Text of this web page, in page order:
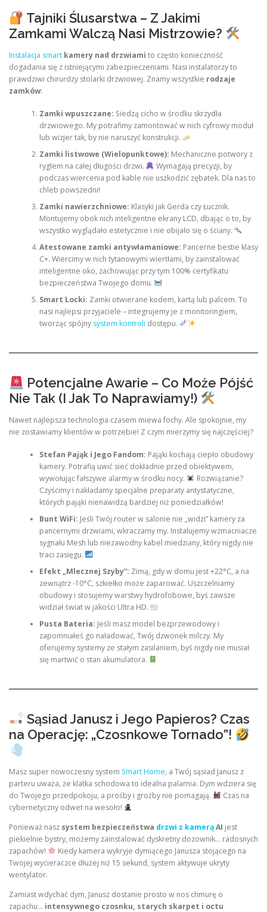
Tajniki Ślusarstwa – Z Jakimi
Zamkami Walczą Nasi Mistrzowie?
Instalacja smart kamery nad drzwiami to często konieczność
dogadania się z istniejącymi zabezpieczeniami. Nasi instalatorzy to
prawdziwi chirurdzy stolarki drzwiowej. Znamy wszystkie rodzaje
zamków:
Zamki wpuszczane: Siedzą cicho w środku skrzydła
drzwiowego. My potrafimy zamontować w nich cyfrowy moduł
lub wizjer tak, by nie naruszyć konstrukcji.
Zamki listwowe (Wielopunktowe): Mechaniczne potwory z
ryglem na całej długości drzwi.
Wymagają precyzji, by
podczas wiercenia pod kable nie uszkodzić zębatek. Dla nas to
chleb powszedni!
Zamki nawierzchniowe: Klasyki jak Gerda czy Łucznik.
Montujemy obok nich inteligentne ekrany LCD, dbając o to, by
wszystko wyglądało estetycznie i nie obijało się o ściany.
Atestowane zamki antywłamaniowe: Pancerne bestie klasy
C+. Wiercimy w nich tytanowymi wiertłami, by zainstalować
inteligentne oko, zachowując przy tym 100% certyfikatu
bezpieczeństwa Twojego domu.
Smart Locki: Zamki otwierane kodem, kartą lub palcem. To
nasi najlepsi przyjaciele – integrujemy je z monitoringiem,
tworząc spójny system kontroli dostępu.
Potencjalne Awarie – Co Może Pójść
Nie Tak (I Jak To Naprawiamy!)
Nawet najlepsza technologia czasem miewa fochy. Ale spokojnie, my
nie zostawiamy klientów w potrzebie! Z czym mierzymy się najczęściej?
Stefan Pająk i Jego Fandom: Pająki kochają ciepło obudowy
kamery. Potrafią uwić sieć dokładnie przed obiektywem,
wywołując fałszywe alarmy w środku nocy.
Rozwiązanie?
Czyścimy i nakładamy specjalne preparaty antystatyczne,
których pająki nienawidzą bardziej niż poniedziałków!
Bunt WiFi: Jeśli Twój router w salonie nie „widzi” kamery za
pancernymi drzwiami, wkraczamy my. Instalujemy wzmacniacze
sygnału Mesh lub niezawodny kabel miedziany, który nigdy nie
traci zasięgu.
Efekt „Mlecznej Szyby”: Zimą, gdy w domu jest +22°C, a na
zewnątrz -10°C, szkiełko może zaparować. Uszczelniamy
obudowy i stosujemy warstwy hydrofobowe, byś zawsze
widział świat w jakości Ultra HD.
Pusta Bateria: Jeśli masz model bezprzewodowy i
zapomniałeś go naładować, Twój dzwonek milczy. My
oferujemy systemy ze stałym zasilaniem, byś nigdy nie musiał
się martwić o stan akumulatora.
Sąsiad Janusz i Jego Papieros? Czas
na Operację: „Czosnkowe Tornado”!
Masz super nowoczesny system Smart Home, a Twój sąsiad Janusz z
parteru uważa, że klatka schodowa to idealna palarnia. Dym wdziera się
do Twojego przedpokoju, a prośby i groźby nie pomagają.
Czas na
cybernetyczny odwet na wesoło!
Ponieważ nasz system bezpieczeństwa drzwi z kamerąAI jest
piekielnie bystry, możemy zainstalować dyskretny dozownik… radosnych
zapachów!
Kiedy kamera wykryje dymiącego Janusza stojącego na
Twojej wycieraczce dłużej niż 15 sekund, system aktywuje ukryty
wentylator.
Zamiast wdychać dym, Janusz dostanie prosto w nos chmurę o
zapachu… intensywnego czosnku, starych skarpet i octu